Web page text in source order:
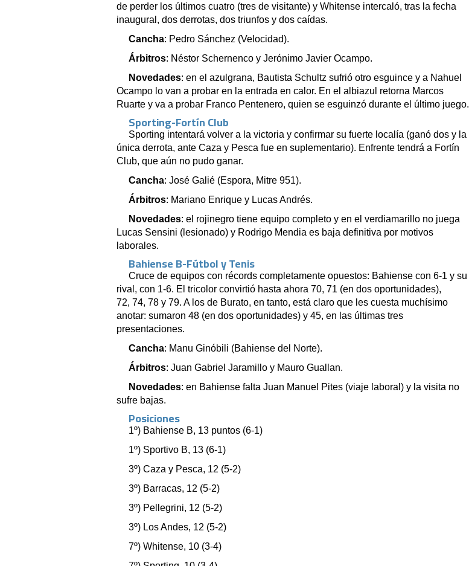
de perder los últimos cuatro (tres de visitante) y Whitense intercaló, tras la fecha
inaugural, dos derrotas, dos triunfos y dos caídas.
Cancha: Pedro Sánchez (Velocidad).
Árbitros: Néstor Schernenco y⁩ Jerónimo Javier Ocampo⁩.
Novedades: en el azulgrana, Bautista Schultz sufrió otro esguince y a Nahuel
Ocampo lo van a probar en la entrada en calor. En el albiazul retorna Marcos
Ruarte y va a probar Franco Pentenero, quien se esguinzó durante el último juego.
Sporting-Fortín Club
Sporting intentará volver a la victoria y confirmar su fuerte localía (ganó dos y la
única derrota, ante Caza y Pesca fue en suplementario). Enfrente tendrá a Fortín
Club, que aún no pudo ganar.
Cancha: José Galié (Espora, Mitre 951).
Árbitros: Mariano Enrique y Lucas Andrés.⁩
Novedades: el rojinegro tiene equipo completo y en el verdiamarillo no juega
Lucas Sensini (lesionado) y Rodrigo Mendia es baja definitiva por motivos
laborales.
Bahiense B-Fútbol y Tenis
Cruce de equipos con récords completamente opuestos: Bahiense con 6-1 y su
rival, con 1-6. El tricolor convirtió hasta ahora 70, 71 (en dos oportunidades),
72, 74, 78 y 79. A los de Burato, en tanto, está claro que les cuesta muchísimo
anotar: sumaron 48 (en dos oportunidades) y 45, en las últimas tres
presentaciones.
Cancha: Manu Ginóbili (Bahiense del Norte).
Árbitros: Juan Gabriel Jaramillo y Mauro Guallan.⁩
Novedades: en Bahiense falta Juan Manuel Pites (viaje laboral) y la visita no
sufre bajas.
Posiciones
1º) Bahiense B, 13 puntos (6-1)
1º) Sportivo B, 13 (6-1)
3º) Caza y Pesca, 12 (5-2)
3º) Barracas, 12 (5-2)
3º) Pellegrini, 12 (5-2)
3º) Los Andes, 12 (5-2)
7º) Whitense, 10 (3-4)